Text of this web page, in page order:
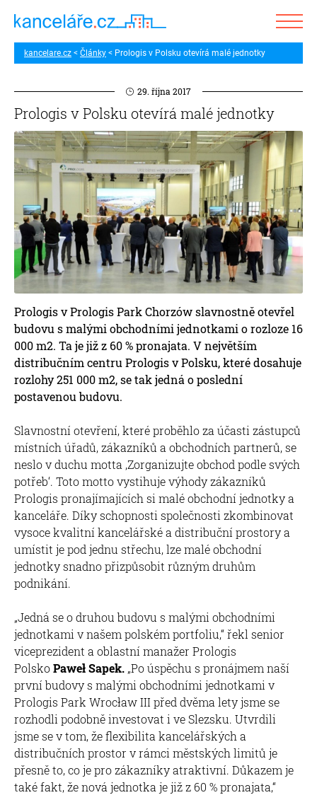
kancelare.cz Články Prologis v Polsku otevírá malé jednotky
29. října 2017
Prologis v Polsku otevírá malé jednotky
Prologis v Prologis Park Chorzów slavnostně otevřel
budovu s malými obchodními jednotkami o rozloze 16
000 m2. Ta je již z 60 % pronajata. V největším
distribučním centru Prologis v Polsku, které dosahuje
rozlohy 251 000 m2, se tak jedná o poslední
postavenou budovu.
Slavnostní otevření, které proběhlo za účasti zástupců
místních úřadů, zákazníků a obchodních partnerů, se
neslo v duchu motta ‚Zorganizujte obchod podle svých
potřeb‘. Toto motto vystihuje výhody zákazníků
Prologis pronajímajících si malé obchodní jednotky a
kanceláře. Díky schopnosti společnosti zkombinovat
vysoce kvalitní kancelářské a distribuční prostory a
umístit je pod jednu střechu, lze malé obchodní
jednotky snadno přizpůsobit různým druhům
podnikání.
„Jedná se o druhou budovu s malými obchodními
jednotkami v našem polském portfoliu,“ řekl senior
viceprezident a oblastní manažer Prologis
PolskoPaweł Sapek. „Po úspěchu s pronájmem naší
první budovy s malými obchodními jednotkami v
Prologis Park Wrocław III před dvěma lety jsme se
rozhodli podobně investovat i ve Slezsku. Utvrdili
jsme se v tom, že flexibilita kancelářských a
distribučních prostor v rámci městských limitů je
přesně to, co je pro zákazníky atraktivní. Důkazem je
také fakt, že nová jednotka je již z 60 % pronajata,“